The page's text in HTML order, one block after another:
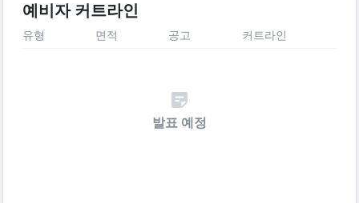
예비자 커트라인
유형 면적 공고 커트라인
발표 예정